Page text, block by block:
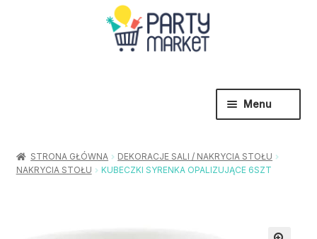
Menu
menu
Urodziny / Imprezy
STRONA GŁÓWNA
DEKORACJE SALI / NAKRYCIA STOŁU
NAKRYCIA STOŁU
KUBECZKI SYRENKA OPALIZUJĄCE 6SZT